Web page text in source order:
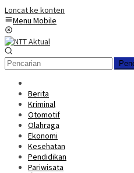
Loncat ke konten
Menu Mobile
Berita
Kriminal
Otomotif
Olahraga
Ekonomi
Kesehatan
Pendidikan
Pariwisata